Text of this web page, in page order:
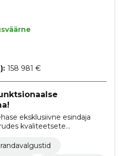
158 981 €
eksklusiivne esindaja
kvaliteetsete
alates 1995.